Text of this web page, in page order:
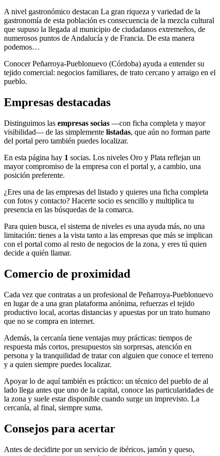
A nivel gastronómico destacan La gran riqueza y variedad de la
gastronomía de esta población es consecuencia de la mezcla cultural
que supuso la llegada al municipio de ciudadanos extremeños, de
numerosos puntos de Andalucía y de Francia. De esta manera
podemos…
Conocer Peñarroya-Pueblonuevo (Córdoba) ayuda a entender su
tejido comercial: negocios familiares, de trato cercano y arraigo en el
pueblo.
Empresas destacadas
Distinguimos las empresas socias —con ficha completa y mayor
visibilidad— de las simplemente listadas, que aún no forman parte
del portal pero también puedes localizar.
En esta página hay 1 socias. Los niveles Oro y Plata reflejan un
mayor compromiso de la empresa con el portal y, a cambio, una
posición preferente.
¿Eres una de las empresas del listado y quieres una ficha completa
con fotos y contacto? Hacerte socio es sencillo y multiplica tu
presencia en las búsquedas de la comarca.
Para quien busca, el sistema de niveles es una ayuda más, no una
limitación: tienes a la vista tanto a las empresas que más se implican
con el portal como al resto de negocios de la zona, y eres tú quien
decide a quién llamar.
Comercio de proximidad
Cada vez que contratas a un profesional de Peñarroya-Pueblonuevo
en lugar de a una gran plataforma anónima, refuerzas el tejido
productivo local, acortas distancias y apuestas por un trato humano
que no se compra en internet.
Además, la cercanía tiene ventajas muy prácticas: tiempos de
respuesta más cortos, presupuestos sin sorpresas, atención en
persona y la tranquilidad de tratar con alguien que conoce el terreno
y a quien siempre puedes localizar.
Apoyar lo de aquí también es práctico: un técnico del pueblo de al
lado llega antes que uno de la capital, conoce las particularidades de
la zona y suele estar disponible cuando surge un imprevisto. La
cercanía, al final, siempre suma.
Consejos para acertar
Antes de decidirte por un servicio de ibéricos, jamón y queso,